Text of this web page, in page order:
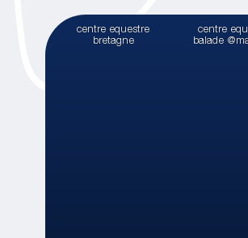
centre equestre
bretagne
centre
balade